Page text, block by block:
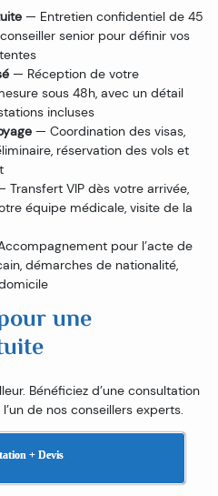
— Entretien confidentiel de 45
senior pour définir vos
— Réception de votre
sous 48h, avec un détail
incluses
— Coordination des visas,
réservation des vols et
Transfert VIP dès votre arrivée,
équipe médicale, visite de la
pour l’acte de
démarches de nationalité,
une
Bénéficiez d’une consultation
de nos conseillers experts.
+ Devis